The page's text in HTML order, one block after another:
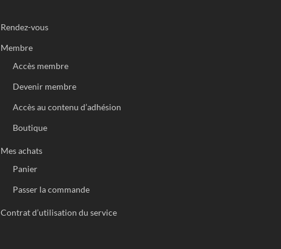
Rendez-vous
Membre
Accès membre
Devenir membre
Accès au contenu d’adhésion
Boutique
Mes achats
Panier
Passer la commande
Contrat d’utilisation du service